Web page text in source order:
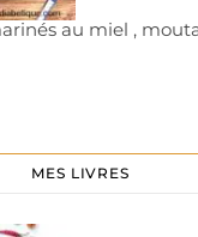
au miel ,
MES LIVRES